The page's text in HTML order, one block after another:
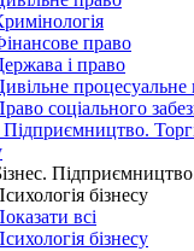
право
і право
процесуальне
соціального
Підприємництво.
бізнесу
всі
бізнесу